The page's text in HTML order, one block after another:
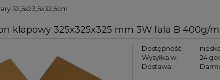
32,5x23,5x32,5cm
klapowy 325x325x325 mm 3W fala B 400g/
Dostępność:
Wysyłka w:
24
Dostawa: